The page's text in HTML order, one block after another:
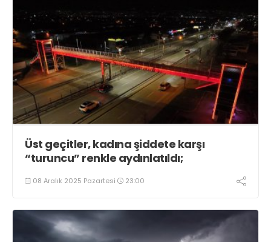
Üst geçitler, kadına şiddete karşı
“turuncu” renkle aydınlatıldı;
08 Aralık 2025 Pazartesi 23:00